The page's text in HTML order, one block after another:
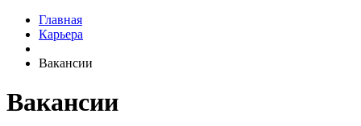
Главная
Карьера
Вакансии
Вакансии